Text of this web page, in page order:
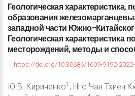
Геологическаяхарактеристика,
образования
западнойчасти Южно-
Геологическаяхарактеристика
месторождений,методы и
https://doi.org/10.30686/1609-9192-
Ю.В. Кириченко1 , Hго Чан Тхиен